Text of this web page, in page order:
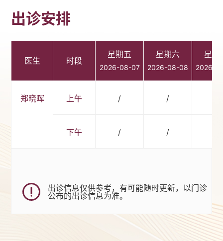
出诊安排
医生 时段
星期五
2026-08-07
星期六
2026-08-08
星期
2026-
郑晓晖 上午 / /
下午 / /
出诊信息仅供参考，有可能随时更新，以门诊
公布的出诊信息为准。